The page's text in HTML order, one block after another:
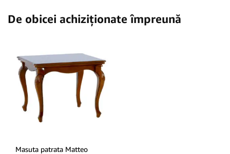
De obicei achiziționate împreună
Masuta patrata Matteo